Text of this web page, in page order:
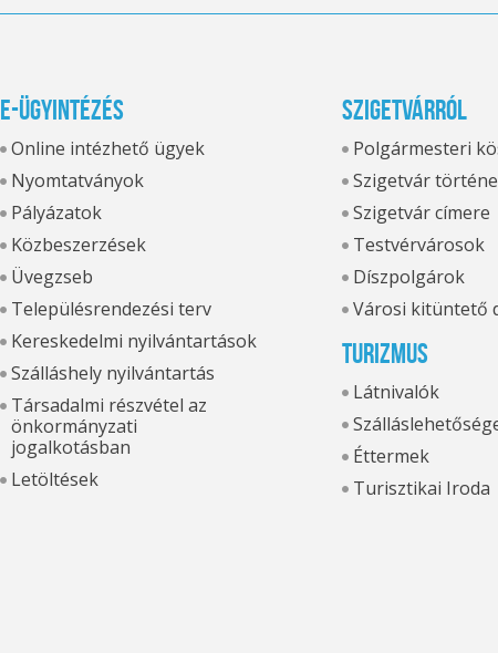
E-ügyintézés
Online intézhető ügyek
Nyomtatványok
Pályázatok
Közbeszerzések
Üvegzseb
Településrendezési terv
Kereskedelmi nyilvántartások
Szálláshely nyilvántartás
Társadalmi részvétel az
önkormányzati
jogalkotásban
Letöltések
Szigetvárról
Polgármesteri
Szigetvár
Szigetvár címere
Testvérvárosok
Díszpolgárok
Városi kitüntető
Turizmus
Látnivalók
Éttermek
Turisztikai Iroda